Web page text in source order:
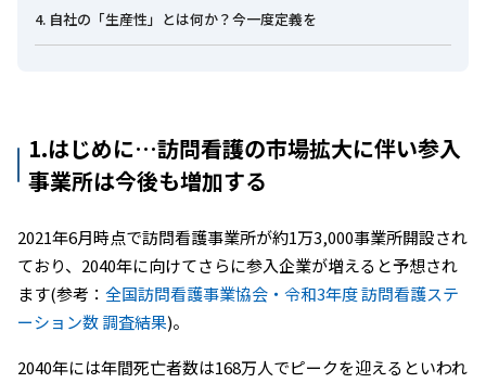
4. 自社の「生産性」とは何か？今一度定義を
1.はじめに…訪問看護の市場拡大に伴い参入
事業所は今後も増加する
2021年6月時点で訪問看護事業所が約1万3,000事業所開設され
ており、2040年に向けてさらに参入企業が増えると予想され
ます(参考： 全国訪問看護事業協会・令和3年度 訪問看護ステ
ーション数 調査結果)。
2040年には年間死亡者数は168万人でピークを迎えるといわれ